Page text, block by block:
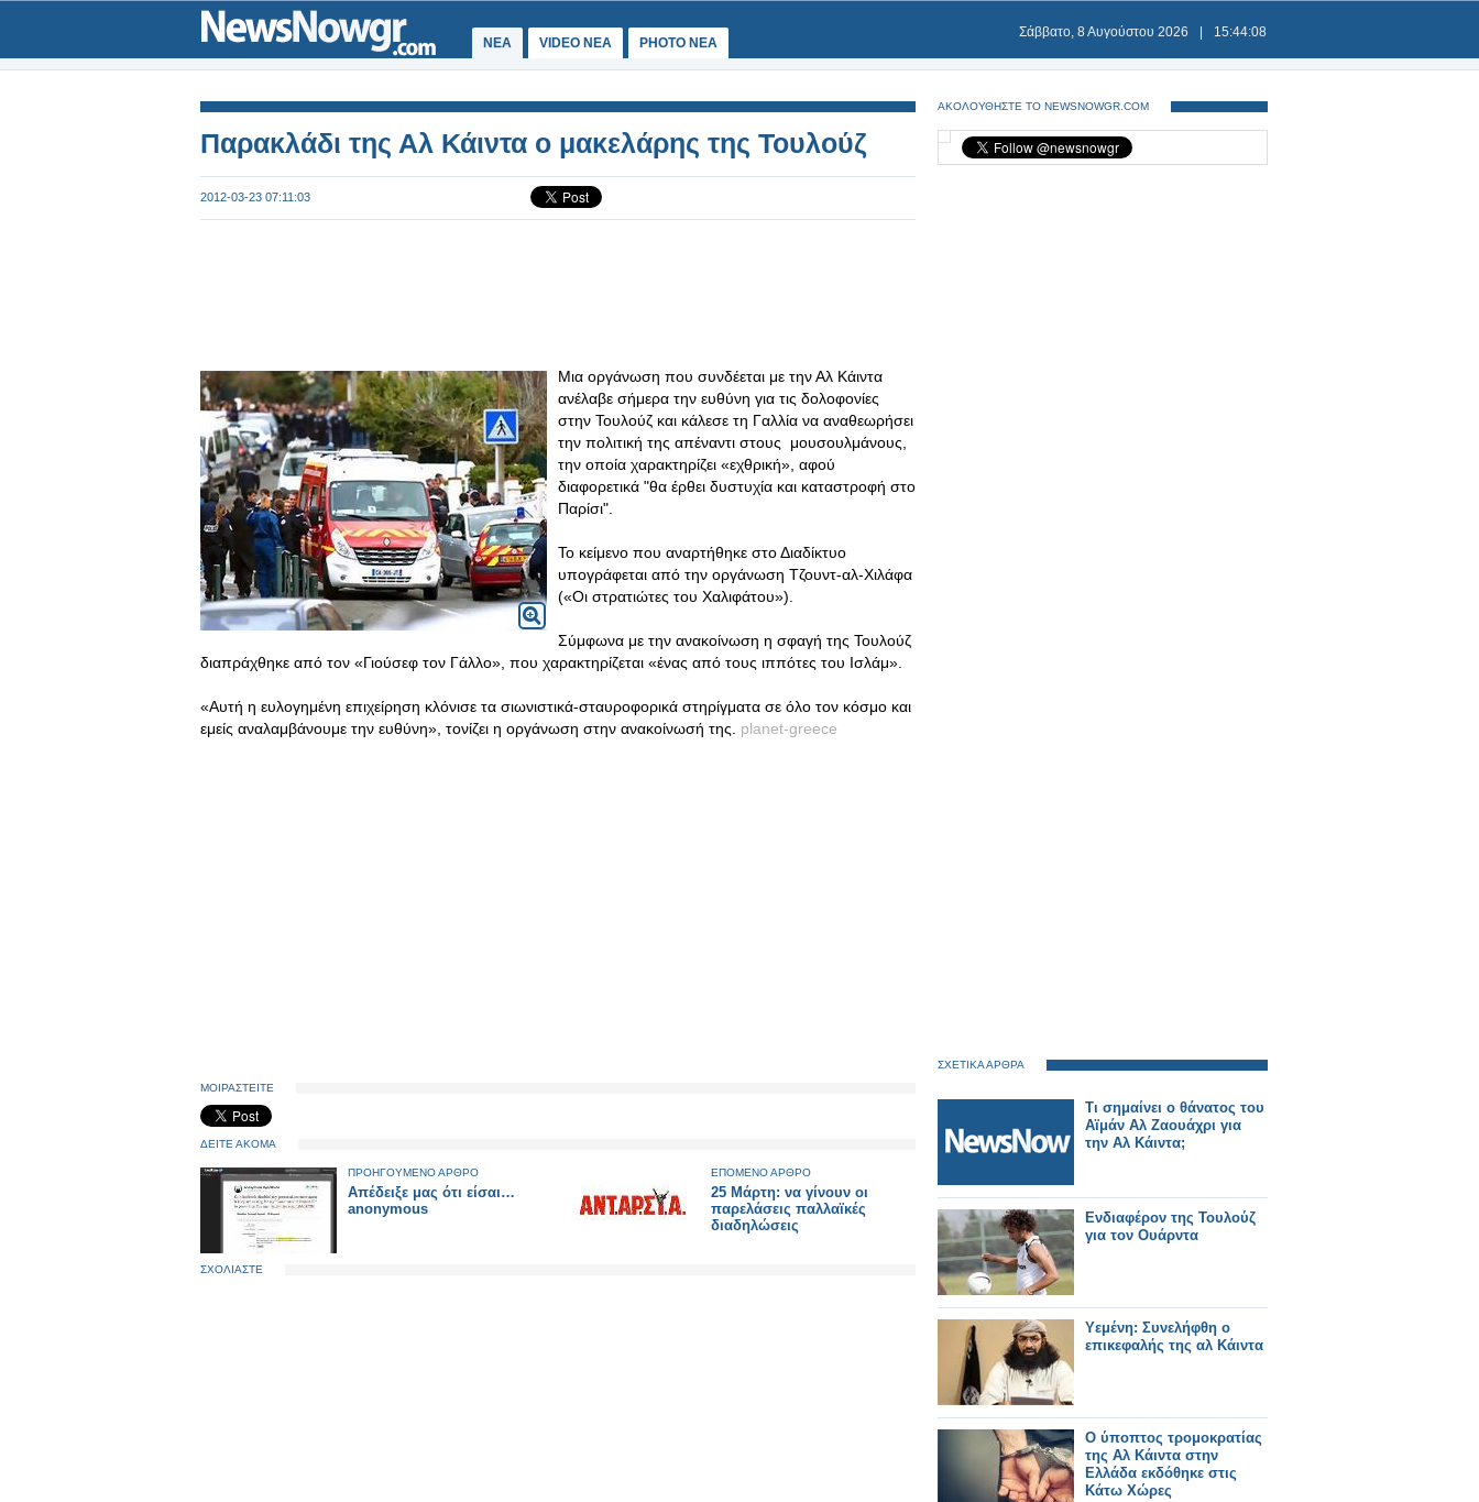
ΝΕΑ VIDEO NEA PHOTO NEA
Σάββατο, 8 Αυγούστου 2026 15:44:08
Παρακλάδι της Αλ Κάιντα ο μακελάρης της Τουλούζ
2012-03-23 07:11:03
Μια οργάνωση που συνδέεται με την Αλ Κάιντα
ανέλαβε σήμερα την ευθύνη για τις δολοφονίες
στην Τουλούζ και κάλεσε τη Γαλλία να αναθεωρήσει
την πολιτική της απέναντι στους μουσουλμάνους,
την οποία χαρακτηρίζει «εχθρική», αφού
διαφορετικά "θα έρθει δυστυχία και καταστροφή στο
Παρίσι".
Το κείμενο που αναρτήθηκε στο Διαδίκτυο
υπογράφεται από την οργάνωση Τζουντ-αλ-Χιλάφα
(«Οι στρατιώτες του Χαλιφάτου»).
Σύμφωνα με την ανακοίνωση η σφαγή της Τουλούζ
διαπράχθηκε από τον «Γιούσεφ τον Γάλλο», που χαρακτηρίζεται «ένας από τους ιππότες του Ισλάμ».
«Αυτή η ευλογημένη επιχείρηση κλόνισε τα σιωνιστικά-σταυροφορικά στηρίγματα σε όλο τον κόσμο και
εμείς αναλαμβάνουμε την ευθύνη», τονίζει η οργάνωση στην ανακοίνωσή της. planet-greece
ΜΟΙΡΑΣΤΕΙΤΕ
ΔΕΙΤΕ ΑΚΟΜΑ
ΠΡΟΗΓΟΥΜΕΝΟ ΑΡΘΡΟ
Απέδειξε μας ότι είσαι…
anonymous
ΕΠΟΜΕΝΟ ΑΡΘΡΟ
25 Μάρτη: να γίνουν οι
παρελάσεις παλλαϊκές
διαδηλώσεις
ΣΧΟΛΙΑΣΤΕ
ΑΚΟΛΟΥΘΗΣΤΕ ΤΟ NEWSNOWGR.COM
ΣΧΕΤΙΚΑ ΑΡΘΡΑ
Τι σημαίνει ο θάνατος του
Αϊμάν Αλ Ζαουάχρι για
την Αλ Κάιντα;
Ενδιαφέρον της Τουλούζ
για τον Ουάρντα
Υεμένη: Συνελήφθη ο
επικεφαλής της αλ Κάιντα
Ο ύποπτος τρομοκρατίας
της Αλ Κάιντα στην
Ελλάδα εκδόθηκε στις
Κάτω Χώρες